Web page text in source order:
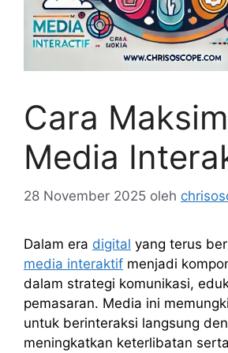
Cara
Media
28 November 2025 oleh
Dalam era digital yang terus
media interaktif menjadi
dalam strategi komunikasi,
pemasaran. Media ini
untuk berinteraksi langsung
meningkatkan keterlibatan